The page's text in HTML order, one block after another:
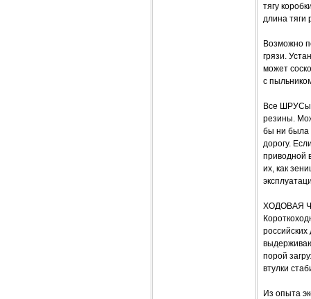
тягу
длина тяги
Возможно
грязи.
может
с
Все ШРУСы
резины.
бы ни была
дорогу.
приводной
их, как
ХОДОВАЯ
порой
втулки
Из опыта